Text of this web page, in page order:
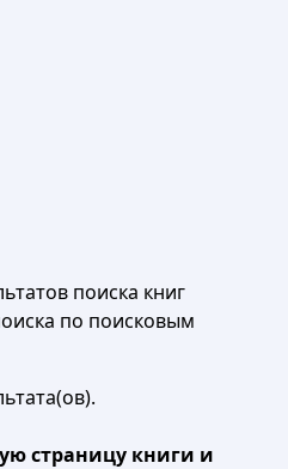
поиска книг
по поисковым
страницу книги и